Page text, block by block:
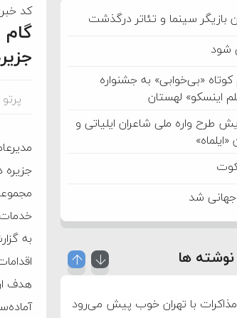
کد خبر:60968 | ۱۲ خرداد ۱۴۰۵ ساعت ۱۳:۴۴
به
هدف
بازیگر سینما و تئاتر درگذشت
شود
کوتاه «بی‌خوابی» به جشنواره
اینسکو» لهستان
طرح واره ملی شاعران ایلیاتی و
شد
ها
با تهران خوب پیش می‌رود